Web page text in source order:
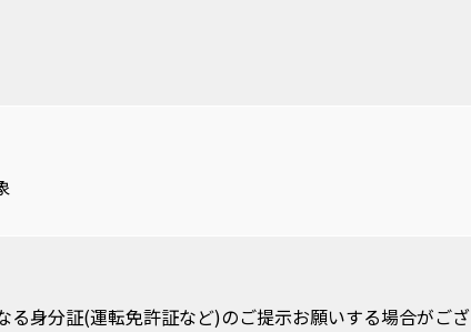
身分証(運転免許証など)のご提示お願いする場合がござ